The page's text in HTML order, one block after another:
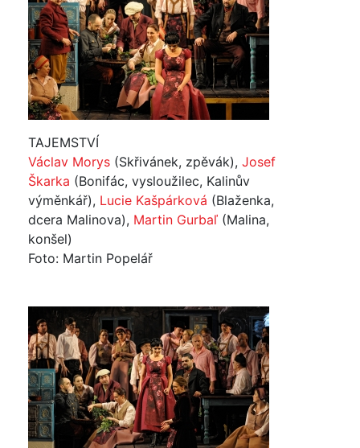
TAJEMSTVÍ
Václav Morys (Skřivánek, zpěvák), Josef
Škarka (Bonifác, vysloužilec, Kalinův
výměnkář), Lucie Kašpárková (Blaženka,
dcera Malinova), Martin Gurbaľ (Malina,
konšel)
Foto: Martin Popelář